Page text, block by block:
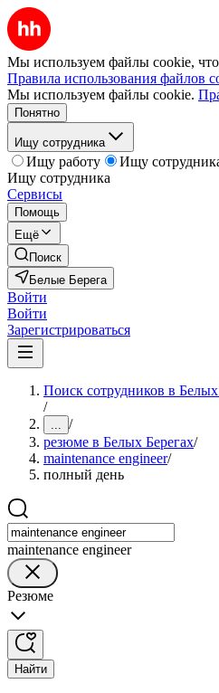
Мы используем файлы cookie,
Правила использования файлов
Мы используем файлы cookie.
Понятно
Ищу сотрудника
Ищу работу
Ищу
Ищу сотрудника
Сервисы
Помощь
Ещё
Поиск
Белые Берега
Войти
Войти
Зарегистрироваться
Поиск сотрудников в Белых
/
... /
резюме в Белых Берегах/
maintenance engineer/
полный день
maintenance engineer
Резюме
Найти